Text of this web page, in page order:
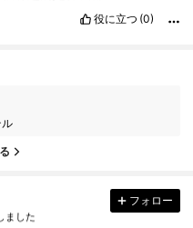
役に立つ (0)
ました
フォロー